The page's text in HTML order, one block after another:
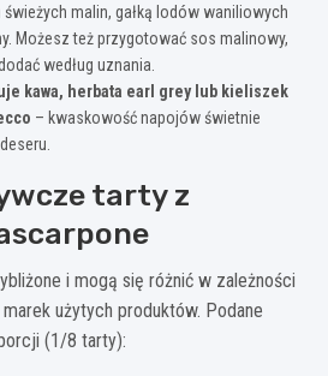
malin, gałką lodów waniliowych
Możesz też przygotować sos malinowy,
według uznania.
kawa, herbata earl grey lub kieliszek
– kwaskowość napojów świetnie
tarty z
i mogą się różnić w zależności
użytych produktów. Podane
(1/8 tarty):